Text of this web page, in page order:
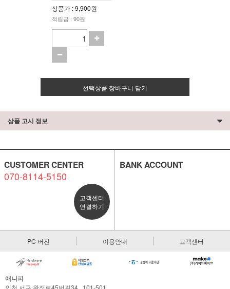
상품가 : 9,900원
적립금 : 90원
선택상품 장바구니 담기
상품 고시 정보
CUSTOMER CENTER
070-8114-5150
고객센터
연결하기
BANK ACCOUNT
PC 버전 이용안내 고객센터
애니피